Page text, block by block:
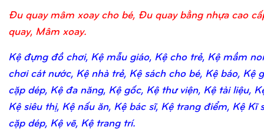
Đu quay mâm xoay cho bé, Đu quay bằng nhựa cao
quay, Mâm xoay.
Kệ đựng đồ chơi, Kệ mẫu giáo, Kệ cho trẻ, Kệ mầm
chơi cát nước, Kệ nhà trẻ, Kệ sách cho bé, Kệ báo, Kệ
cặp dép, Kệ đa năng, Kệ gốc, Kệ thư viện, Kệ tài liệu,
Kệ siêu thị, Kệ nấu ăn, Kệ bác sĩ, Kệ trang điểm, Kệ Kĩ
cặp dép, Kệ vẽ, Kệ trang trí.